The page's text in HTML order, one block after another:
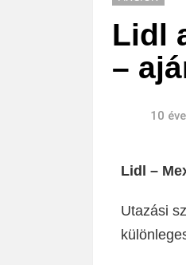
Lidl
–
10 éve
Lidl –
Utazási